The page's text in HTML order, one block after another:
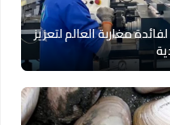
مغاربة العالم لتعزيز